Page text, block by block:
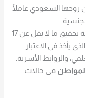
زوجها السعودي عاملًا
: يجب على الزوجة تحقيق ما لا يقل عن 17
يأخذ في الاعتبار
والروابط الأسرية.
في حالات